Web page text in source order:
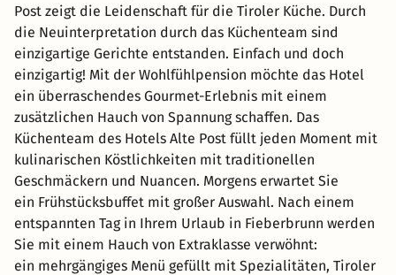
Post zeigt die Leidenschaft für die Tiroler Küche. Durch
die Neuinterpretation durch das Küchenteam sind
einzigartige Gerichte entstanden. Einfach und doch
einzigartig! Mit der Wohlfühlpension möchte das Hotel
ein überraschendes Gourmet-Erlebnis mit einem
zusätzlichen Hauch von Spannung schaffen. Das
Küchenteam des Hotels Alte Post füllt jeden Moment mit
kulinarischen Köstlichkeiten mit traditionellen
Geschmäckern und Nuancen. Morgens erwartet Sie
ein Frühstücksbuffet mit großer Auswahl. Nach einem
entspannten Tag in Ihrem Urlaub in Fieberbrunn werden
Sie mit einem Hauch von Extraklasse verwöhnt:
ein mehrgängiges Menü gefüllt mit Spezialitäten, Tiroler